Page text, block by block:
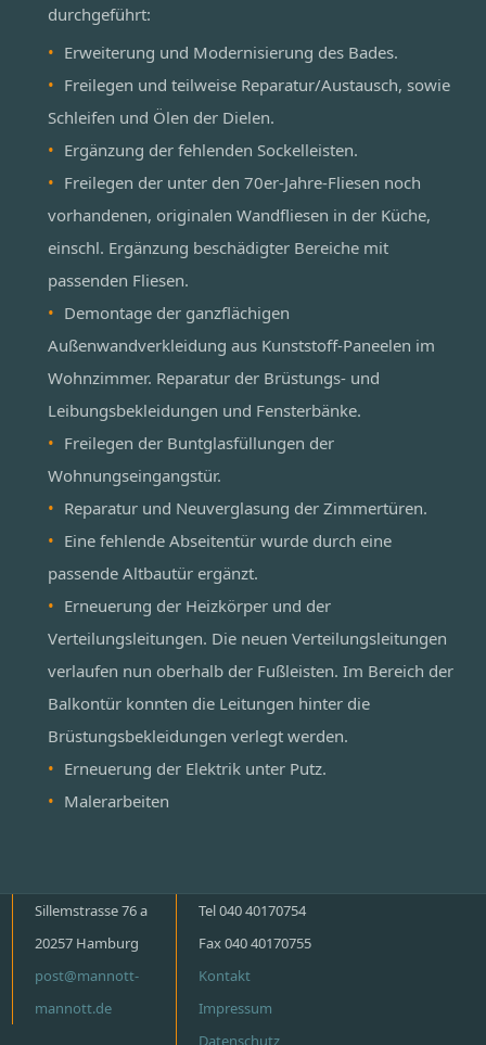
durchgeführt:
Erweiterung und Modernisierung des Bades.
Freilegen und teilweise Reparatur/Austausch, sowie
Schleifen und Ölen der Dielen.
Ergänzung der fehlenden Sockelleisten.
Freilegen der unter den 70er-Jahre-Fliesen noch
vorhandenen, originalen Wandfliesen in der Küche,
einschl. Ergänzung beschädigter Bereiche mit
passenden Fliesen.
Demontage der ganzflächigen
Außenwandverkleidung aus Kunststoff-Paneelen im
Wohnzimmer. Reparatur der Brüstungs- und
Leibungsbekleidungen und Fensterbänke.
Freilegen der Buntglasfüllungen der
Wohnungseingangstür.
Reparatur und Neuverglasung der Zimmertüren.
Eine fehlende Abseitentür wurde durch eine
passende Altbautür ergänzt.
Erneuerung der Heizkörper und der
Verteilungsleitungen. Die neuen Verteilungsleitungen
verlaufen nun oberhalb der Fußleisten. Im Bereich der
Balkontür konnten die Leitungen hinter die
Brüstungsbekleidungen verlegt werden.
Erneuerung der Elektrik unter Putz.
Malerarbeiten
Sillemstrasse 76 a
20257 Hamburg
post@mannott-
mannott.de
Tel 040 40170754
Fax 040 40170755
Kontakt
Impressum
Datenschutz